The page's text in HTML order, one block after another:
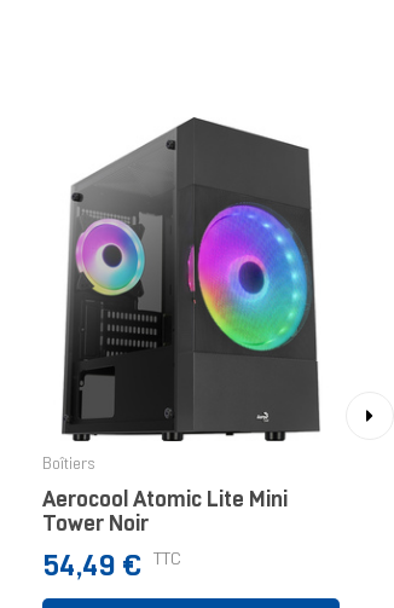
Boîtiers
Aerocool Atomic Lite Mini
Tower Noir
Prix
54,49 € TTC